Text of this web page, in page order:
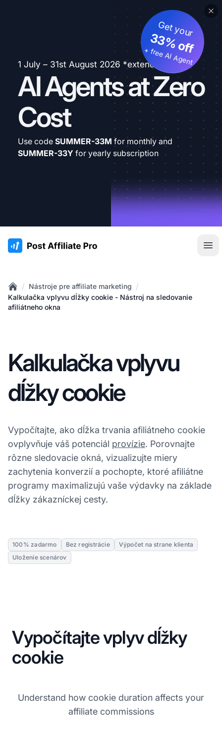
1 July – 31st August 2026 *extended
AI Agents at Zero
Cost
Get your
33% off
+ free AI Agent
Use code SUMMER-33M for monthly and
SUMMER-33Y for yearly subscription
:site.title
Home
/ Nástroje pre affiliate marketing /
Kalkulačka vplyvu dĺžky cookie - Nástroj na sledovanie
afiliátneho okna
Kalkulačka vplyvu
dĺžky cookie
Vypočítajte, ako dĺžka trvania afiliátneho cookie
ovplyvňuje váš potenciál provízie. Porovnajte
rôzne sledovacie okná, vizualizujte miery
zachytenia konverzií a pochopte, ktoré afiliátne
programy maximalizujú vaše výdavky na základe
dĺžky zákazníckej cesty.
100% zadarmo Bez registrácie
Výpočet na strane klienta
Uloženie scenárov
Vypočítajte vplyv dĺžky
cookie
Understand how cookie duration affects your
affiliate commissions